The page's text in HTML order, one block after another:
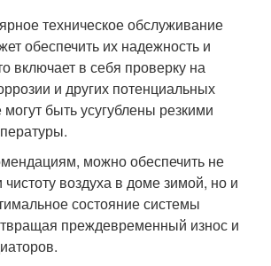
техническое обслуживание
обеспечить их надежность и
включает в себя проверку на
и других потенциальных
быть усугублены резкими
можно обеспечить не
чистоту воздуха в доме зимой, но и
состояние системы
преждевременный износ и